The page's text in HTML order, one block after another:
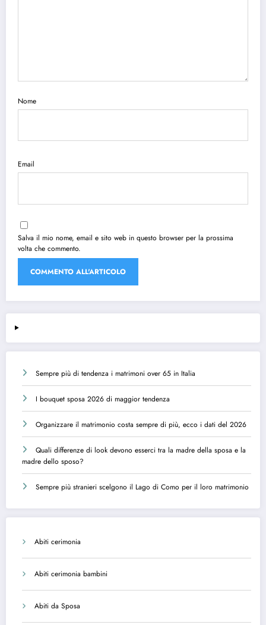
Nome
Email
Salva il mio nome, email e sito web in questo browser per la prossima
volta che commento.
Sempre più di tendenza i matrimoni over 65 in Italia
I bouquet sposa 2026 di maggior tendenza
Organizzare il matrimonio costa sempre di più, ecco i dati del 2026
Quali differenze di look devono esserci tra la madre della sposa e la
madre dello sposo?
Sempre più stranieri scelgono il Lago di Como per il loro matrimonio
Abiti cerimonia
Abiti cerimonia bambini
Abiti da Sposa